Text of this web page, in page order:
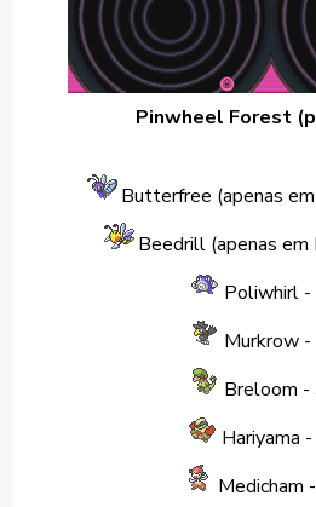
Pinwheel Forest
Butterfree (apenas
Beedrill (apenas
Poliwhirl -
Murkrow-
Breloom -
Hariyama
Medicham